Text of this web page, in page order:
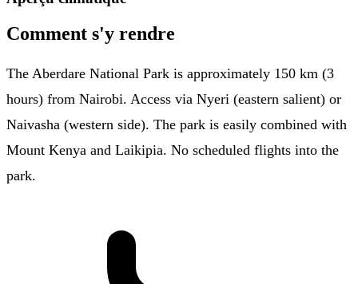
Comment s'y rendre
The Aberdare National Park is approximately 150 km (3
hours) from Nairobi. Access via Nyeri (eastern salient) or
Naivasha (western side). The park is easily combined with
Mount Kenya and Laikipia. No scheduled flights into the
park.